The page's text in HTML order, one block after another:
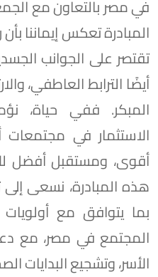
في مصر بالتعاون مع
المبادرة تعكس إيماننا
تقتصر على الجوانب
أيضًا الترابط العاطفي،
المبكر. ففي حياة،
الاستثمار في مجتمعات
أقوى، ومستقبل أفضل
هذه المبادرة، نسعى
بما يتوافق مع أولويات
المجتمع في مصر، مع
الأسر، وتشجيع البدايات